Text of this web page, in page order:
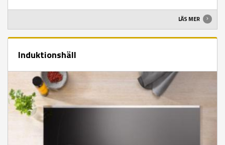
LÄS MER
Induktionshäll